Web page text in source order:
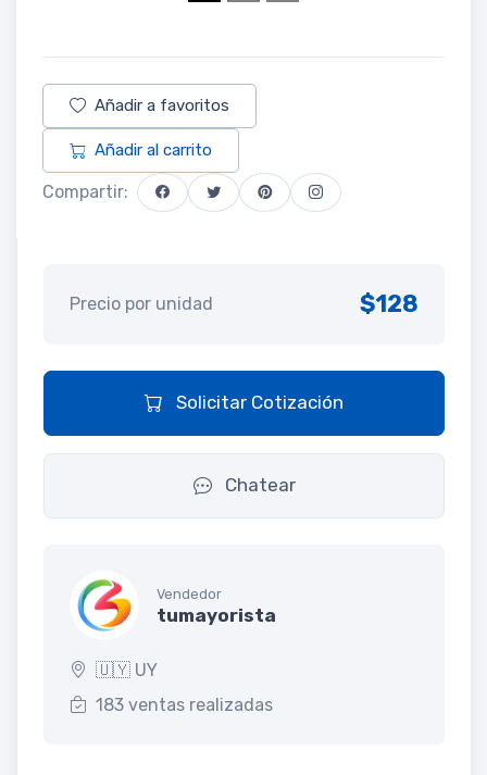
Añadir a favoritos
Añadir al carrito
Compartir:
Precio por unidad $128
Solicitar Cotización
Chatear
Vendedor
tumayorista
🇺🇾 UY
183 ventas realizadas